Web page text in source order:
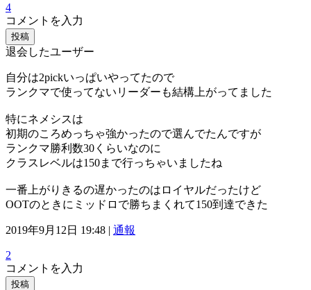
4
コメントを入力
投稿
退会したユーザー
自分は2pickいっぱいやってたので
ランクマで使ってないリーダーも結構上がってました
特にネメシスは
初期のころめっちゃ強かったので選んでたんですが
ランクマ勝利数30くらいなのに
クラスレベルは150まで行っちゃいましたね
一番上がりきるの遅かったのはロイヤルだったけど
OOTのときにミッドロで勝ちまくれて150到達できた
2019年9月12日 19:48 | 通報
2
コメントを入力
投稿